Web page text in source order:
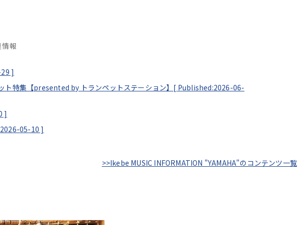
報
]
ト特集【presented by トランペットステーション】[ Published:2026-06-
]
05-10 ]
>>Ikebe MUSIC INFORMATION "YAMAHA"のコンテンツ一覧